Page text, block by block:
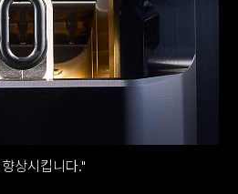
상시킵니다."